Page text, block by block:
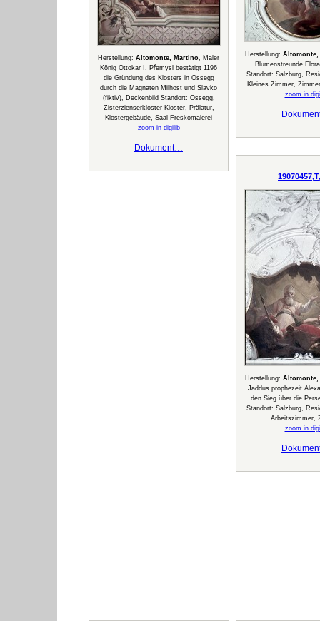
Herstellung: Altomonte, Martino, Maler
König Ottokar I. Přemysl bestätigt 1196
die Gründung des Klosters in Ossegg
durch die Magnaten Milhost und Slavko
(fiktiv), Deckenbild Standort: Ossegg,
Zisterzienserkloster Kloster, Prälatur,
Klostergebäude, Saal Freskomalerei
zoom in digilib
Dokument…
Herstellung:
Blumenstreunde
Standort: Salzburg,
Kleines Zimmer,
zoom in
Herstellung:
Jaddus prophezeit
den Sieg über die
Standort: Salzburg,
Arbeitszimmer,
zoom in